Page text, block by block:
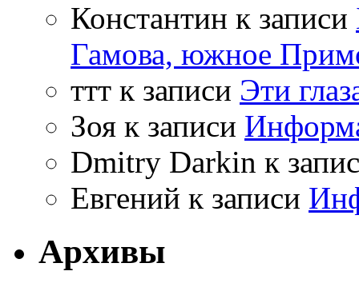
Константин к записи
Гамова, южное
ттт к записи Эти
Зоя к записи
Dmitry Darkin к
Евгений к записи
Архивы